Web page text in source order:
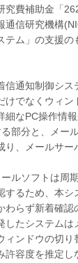
究費補助金「
通信研究機構
テム」の支援の
通知制御シス
けでなくウィ
細なPC操作情
部分と、メー
り、メールサ
ルソフトは周
するため、本
わらず新着確
したシステム
ィンドウの切
許容度を推定し